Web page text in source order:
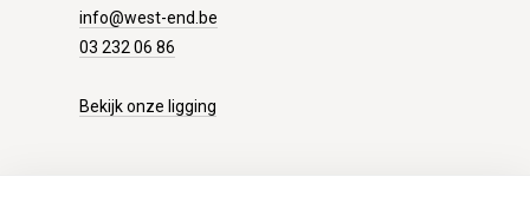
info@west-end.be
03 232 06 86
Bekijk onze ligging